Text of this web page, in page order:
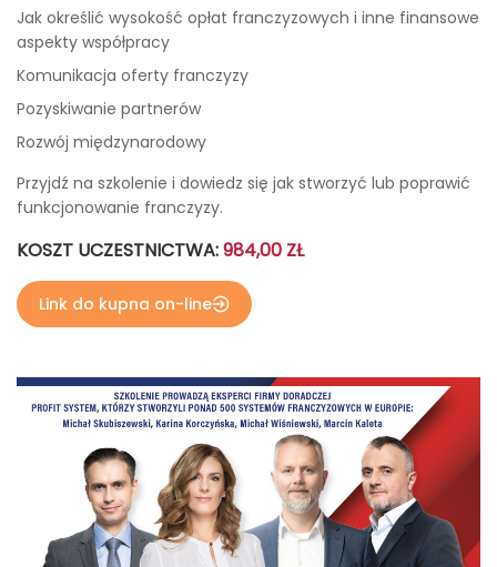
Jak określić wysokość opłat franczyzowych i inne finansowe
aspekty współpracy
Komunikacja oferty franczyzy
Pozyskiwanie partnerów
Rozwój międzynarodowy
Przyjdź na szkolenie i dowiedz się jak stworzyć lub poprawić
funkcjonowanie franczyzy.
KOSZT UCZESTNICTWA:984,00 ZŁ
Link do kupna on-line